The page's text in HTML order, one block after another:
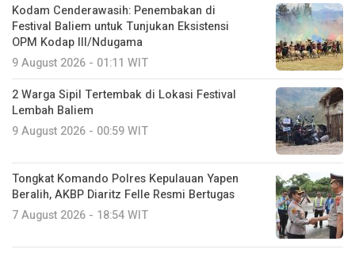
Kodam Cenderawasih: Penembakan di
Festival Baliem untuk Tunjukan Eksistensi
OPM Kodap III/Ndugama
9 August 2026 - 01:11 WIT
2 Warga Sipil Tertembak di Lokasi Festival
Lembah Baliem
9 August 2026 - 00:59 WIT
Tongkat Komando Polres Kepulauan Yapen
Beralih, AKBP Diaritz Felle Resmi Bertugas
7 August 2026 - 18:54 WIT